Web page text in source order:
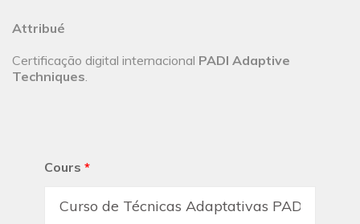
Attribué
Certificação digital internacional PADI Adaptive
Techniques.
Cours *